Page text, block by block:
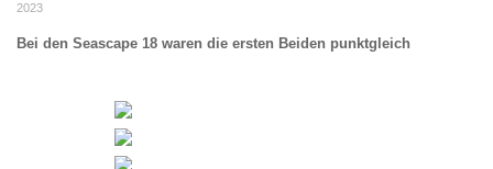
2023
Bei den Seascape 18 waren die ersten Beiden punktgleich